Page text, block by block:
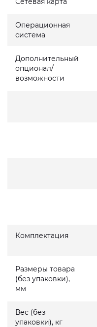
Операционная
система
Дополнительный
опционал/
возможности
Комплектация
Размеры товара
(без упаковки),
мм
Вес (без
упаковки), кг